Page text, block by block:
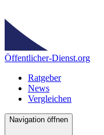
Öffentlicher-Dienst.org
Ratgeber
News
Vergleichen
Navigation öffnen